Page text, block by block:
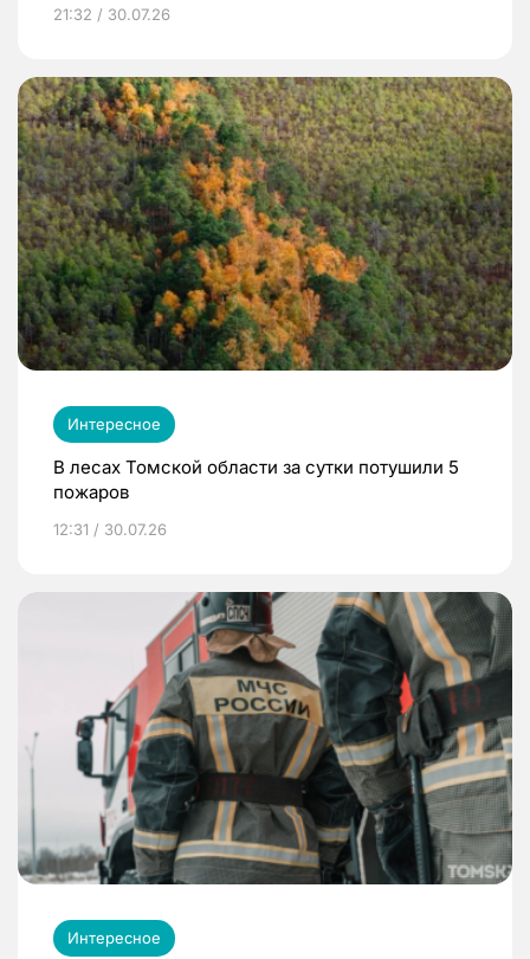
21:32 / 30.07.26
Интересное
В лесах Томской области за сутки потушили 5
пожаров
12:31 / 30.07.26
Интересное